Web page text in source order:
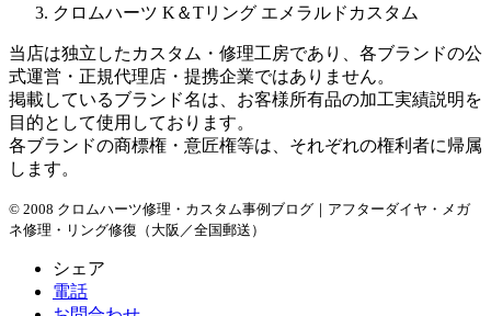
クロムハーツ K＆Tリング エメラルドカスタム
当店は独立したカスタム・修理工房であり、各ブランドの公
式運営・正規代理店・提携企業ではありません。
掲載しているブランド名は、お客様所有品の加工実績説明を
目的として使用しております。
各ブランドの商標権・意匠権等は、それぞれの権利者に帰属
します。
© 2008 クロムハーツ修理・カスタム事例ブログ｜アフターダイヤ・メガ
ネ修理・リング修復（大阪／全国郵送）
シェア
電話